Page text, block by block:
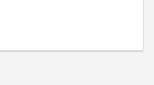
шедевры,
многочисленную
случившиеся за
под кабинет с